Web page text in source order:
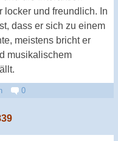
locker und freundlich. In
dass er sich zu einem
meistens bricht er
musikalischem
0